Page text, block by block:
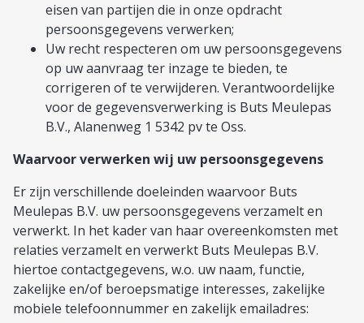
eisen van partijen die in onze opdracht
persoonsgegevens verwerken;
Uw recht respecteren om uw persoonsgegevens
op uw aanvraag ter inzage te bieden, te
corrigeren of te verwijderen. Verantwoordelijke
voor de gegevensverwerking is Buts Meulepas
B.V., Alanenweg 1 5342 pv te Oss.
Waarvoor verwerken wij uw persoonsgegevens
Er zijn verschillende doeleinden waarvoor Buts
Meulepas B.V. uw persoonsgegevens verzamelt en
verwerkt. In het kader van haar overeenkomsten met
relaties verzamelt en verwerkt Buts Meulepas B.V.
hiertoe contactgegevens, w.o. uw naam, functie,
zakelijke en/of beroepsmatige interesses, zakelijke
mobiele telefoonnummer en zakelijk emailadres: